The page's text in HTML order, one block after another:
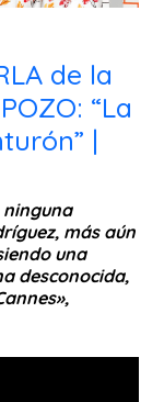
de la
“La
|
ninguna
más aún
una
desconocida,